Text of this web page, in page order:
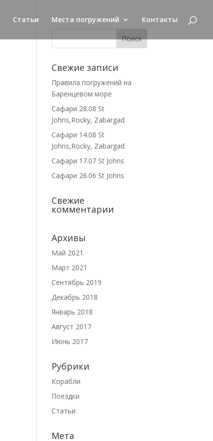
Статьи Места погружений Контакты
Свежие записи
Правила погружений на
Баренцевом море
Сафари 28.08 St
Johns,Rocky, Zabargad
Сафари 14.08 St
Johns,Rocky, Zabargad
Сафари 17.07 St Johns
Сафари 26.06 St Johns
Свежие
комментарии
Архивы
Май 2021
Март 2021
Сентябрь 2019
Декабрь 2018
Январь 2018
Август 2017
Июнь 2017
Рубрики
Корабли
Поездки
Статьи
Мета